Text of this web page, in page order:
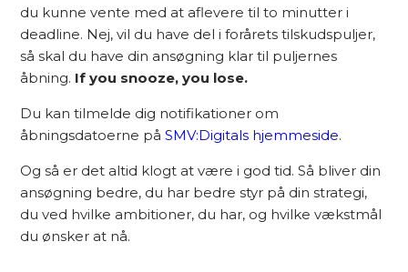
du kunne vente med at aflevere til to minutter i
deadline. Nej, vil du have del i forårets tilskudspuljer,
så skal du have din ansøgning klar til puljernes
åbning. If you snooze, you lose.
Du kan tilmelde dig notifikationer om
åbningsdatoerne påSMV:Digitals hjemmeside.
Og så er det altid klogt at være i god tid. Så bliver din
ansøgning bedre, du har bedre styr på din strategi,
du ved hvilke ambitioner, du har, og hvilke vækstmål
du ønsker at nå.